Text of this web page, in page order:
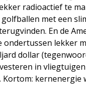
radioactief te
met een
En de
ondertussen lekker
dollar
in
kernenergie